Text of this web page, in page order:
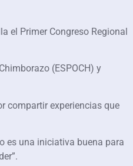
el Primer Congreso Regional
(ESPOCH) y
compartir experiencias que
es una iniciativa buena para